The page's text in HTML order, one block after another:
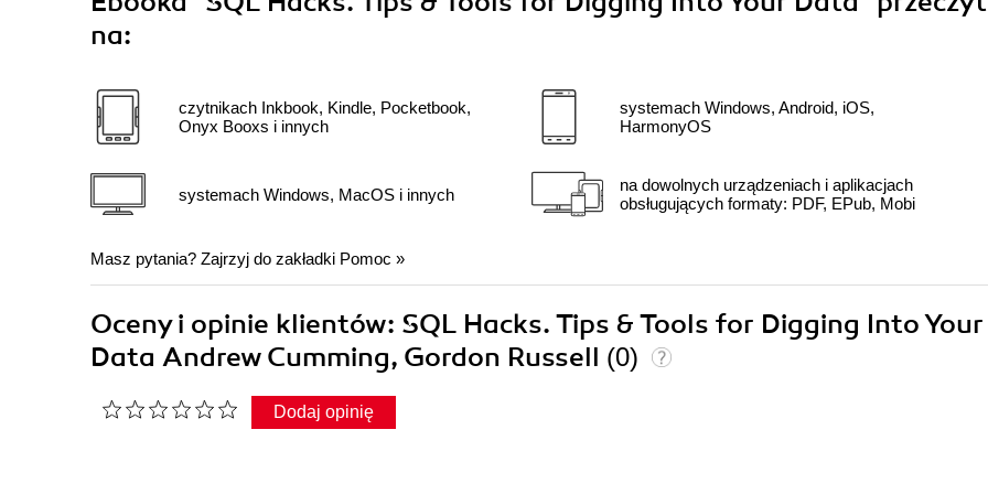
na:
czytnikach Inkbook, Kindle, Pocketbook,
Onyx Booxs i innych
systemach Windows, MacOS i innych
systemach Windows, Android, iOS,
HarmonyOS
na dowolnych urządzeniach i aplikacjach
obsługujących formaty: PDF, EPub, Mobi
Masz pytania? Zajrzyj do zakładki Pomoc »
Oceny i opinie klientów: SQL Hacks. Tips & Tools for Digging Into Your
Data Andrew Cumming, Gordon Russell (0)
Dodaj opinię